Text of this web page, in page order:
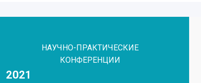
НАУЧНО-ПРАКТИЧЕСКИЕ
КОНФЕРЕНЦИИ
2021